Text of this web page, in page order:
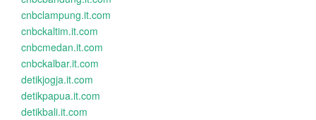
cnbclampung.it.com
cnbckaltim.it.com
cnbcmedan.it.com
cnbckalbar.it.com
detikjogja.it.com
detikpapua.it.com
detikbali.it.com